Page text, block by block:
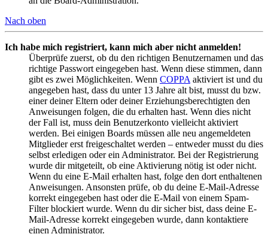
Nach oben
Ich habe mich registriert, kann mich aber nicht anmelden!
Überprüfe zuerst, ob du den richtigen Benutzernamen und das
richtige Passwort eingegeben hast. Wenn diese stimmen, dann
gibt es zwei Möglichkeiten. Wenn COPPA aktiviert ist und du
angegeben hast, dass du unter 13 Jahre alt bist, musst du bzw.
einer deiner Eltern oder deiner Erziehungsberechtigten den
Anweisungen folgen, die du erhalten hast. Wenn dies nicht
der Fall ist, muss dein Benutzerkonto vielleicht aktiviert
werden. Bei einigen Boards müssen alle neu angemeldeten
Mitglieder erst freigeschaltet werden – entweder musst du dies
selbst erledigen oder ein Administrator. Bei der Registrierung
wurde dir mitgeteilt, ob eine Aktivierung nötig ist oder nicht.
Wenn du eine E-Mail erhalten hast, folge den dort enthaltenen
Anweisungen. Ansonsten prüfe, ob du deine E-Mail-Adresse
korrekt eingegeben hast oder die E-Mail von einem Spam-
Filter blockiert wurde. Wenn du dir sicher bist, dass deine E-
Mail-Adresse korrekt eingegeben wurde, dann kontaktiere
einen Administrator.